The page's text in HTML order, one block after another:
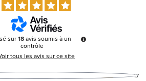
sur18avis soumis à un
contrôle
tous les avis sur ce site
17